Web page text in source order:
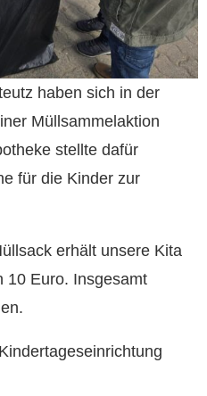
haben sich in der
Müllsammelaktion
stellte dafür
für die Kinder zur
erhält unsere Kita
10 Euro. Insgesamt